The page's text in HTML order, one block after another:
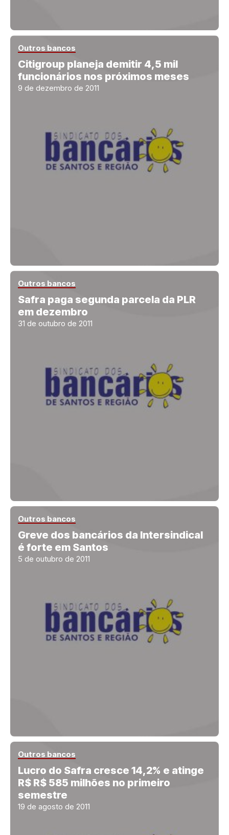
Outros bancos
Citigroup planeja demitir 4,5 mil
funcionários nos próximos meses
9 de dezembro de 2011
Outros bancos
Safra paga segunda parcela da PLR
em dezembro
31 de outubro de 2011
Outros bancos
Greve dos bancários da Intersindical
é forte em Santos
5 de outubro de 2011
Outros bancos
Lucro do Safra cresce 14,2% e atinge
R$ R$ 585 milhões no primeiro
semestre
19 de agosto de 2011